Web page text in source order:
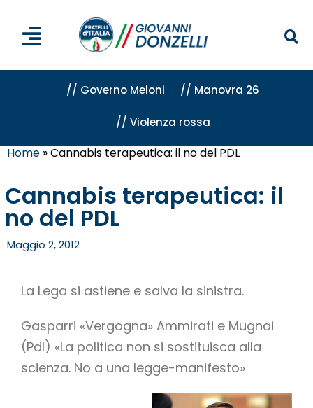
// Governo Meloni // Manovra 26
// Violenza rossa
Home »Cannabis terapeutica: il no del PDL
Cannabis terapeutica: il
no del PDL
Maggio 2, 2012
La Lega si astiene e salva la sinistra.
Gasparri «Vergogna» Ammirati e Mugnai
(Pdl) «La politica non si sostituisca alla
scienza. No a una legge-manifesto»